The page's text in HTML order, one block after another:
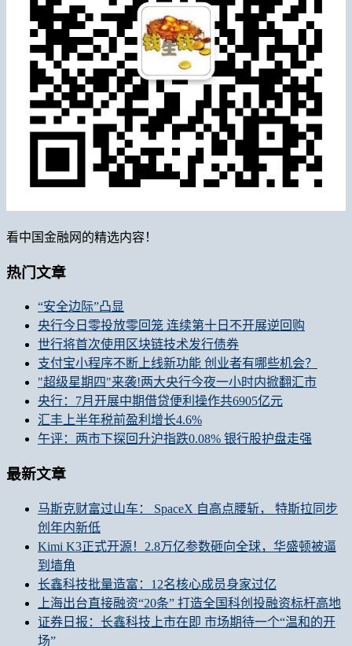
看中国金融网的精选内容！
热门文章
“安全边际”凸显
央行今日零投放零回笼 连续第十日不开展逆回购
世行将首次使用区块链技术发行债券
支付宝小程序不断上线新功能 创业者有哪些机会？
"超级星期四"来袭!两大央行今夜一小时内掀翻汇市
央行：7月开展中期借贷便利操作共6905亿元
汇丰上半年税前盈利增长4.6%
午评：两市下探回升沪指跌0.08% 银行股护盘走强
最新文章
马斯克财富过山车： SpaceX 自高点腰斩， 特斯拉同步
创年内新低
Kimi K3正式开源！2.8万亿参数砸向全球，华盛顿被逼
到墙角
长鑫科技批量造富：12名核心成员身家过亿
上海出台直接融资“20条” 打造全国科创投融资标杆高地
证券日报：长鑫科技上市在即 市场期待一个“温和的开
场”